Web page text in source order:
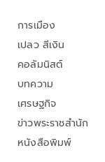
การเมือง
เปลว สีเงิน
คอลัมนิสต์
บทความ
เศรษฐกิจ
ข่าวพระราชสำนัก
หนังสือพิมพ์